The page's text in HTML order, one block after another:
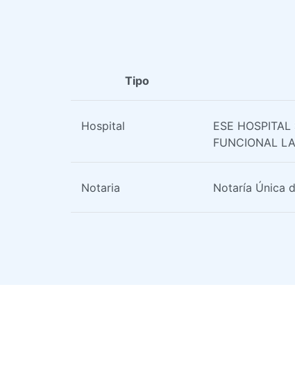
Tipo
Hospital
ESE
FUNCIONAL
Notaria Notaría Única